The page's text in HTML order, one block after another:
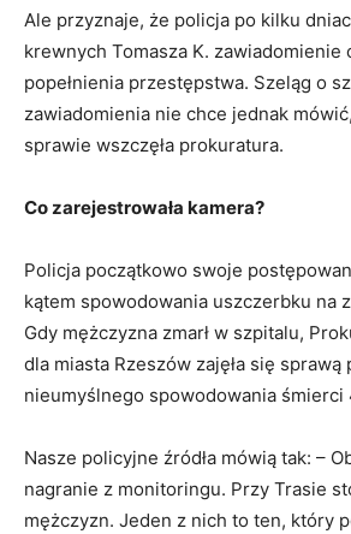
Ale przyznaje, że policja po kilku
krewnych Tomasza K. zawiadomienie
popełnienia przestępstwa. Szeląg o
zawiadomienia nie chce jednak
sprawie wszczęła prokuratura.
Co zarejestrowała kamera?
Policja początkowo swoje
kątem spowodowania uszczerbku na
Gdy mężczyzna zmarł w szpitalu,
dla miasta Rzeszów zajęła się sprawą
nieumyślnego spowodowania śmierci
Nasze policyjne źródła mówią tak: –
nagranie z monitoringu. Przy Trasie
mężczyzn. Jeden z nich to ten, który